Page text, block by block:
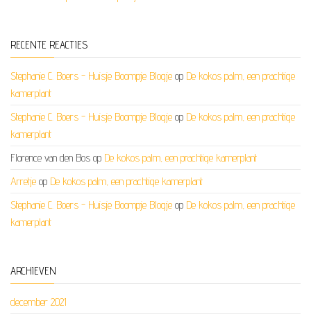
RECENTE REACTIES
Stephanie C. Boers - Huisje Boompje Blogje op De kokos palm, een prachtige
kamerplant
Stephanie C. Boers - Huisje Boompje Blogje op De kokos palm, een prachtige
kamerplant
Florence van den Bos op De kokos palm, een prachtige kamerplant
Arretje op De kokos palm, een prachtige kamerplant
Stephanie C. Boers - Huisje Boompje Blogje op De kokos palm, een prachtige
kamerplant
ARCHIEVEN
december 2021